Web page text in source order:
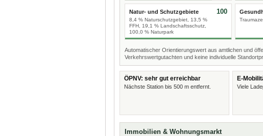
Natur- und Schutzgebiete
8,4 % Naturschutzgebiet, 13,5 %
FFH, 19,1 % Landschaftsschutz,
100,0 % Naturpark
100
Automatischer Orientierungswert aus amtlichen und
Verkehrswertgutachten und keine individuelle
ÖPNV: sehr gut erreichbar
Nächste Station bis 500 m entfernt.
E-
Viele
Immobilien & Wohnungsmarkt